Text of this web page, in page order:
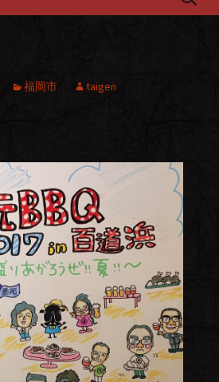
福岡市 taigen